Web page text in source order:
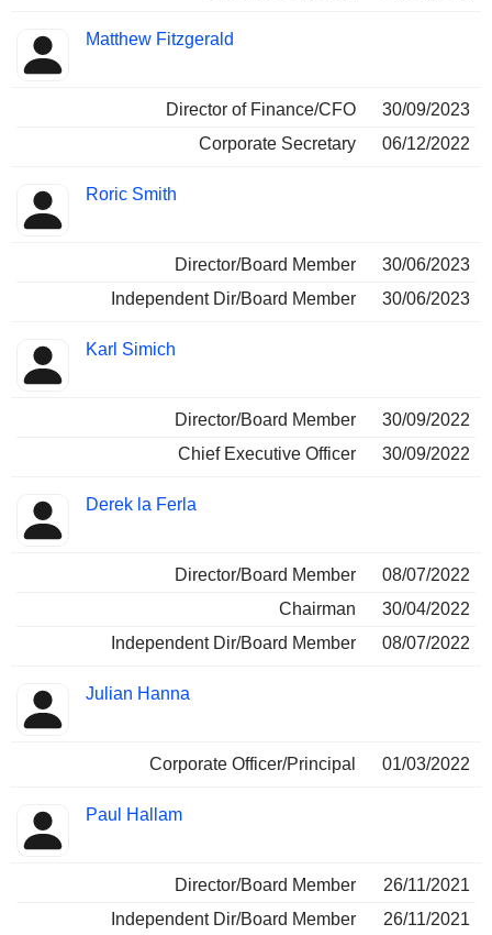
Matthew Fitzgerald
Director of Finance/CFO
30/09/2023
Corporate Secretary
06/12/2022
Roric Smith
Director/Board Member
30/06/2023
Independent Dir/Board Member
30/06/2023
Karl Simich
Director/Board Member
30/09/2022
Chief Executive Officer
30/09/2022
Derek la Ferla
Director/Board Member
08/07/2022
Chairman
30/04/2022
Independent Dir/Board Member
08/07/2022
Julian Hanna
Corporate Officer/Principal 01/03/2022
Paul Hallam
Director/Board Member
26/11/2021
Independent Dir/Board Member
26/11/2021